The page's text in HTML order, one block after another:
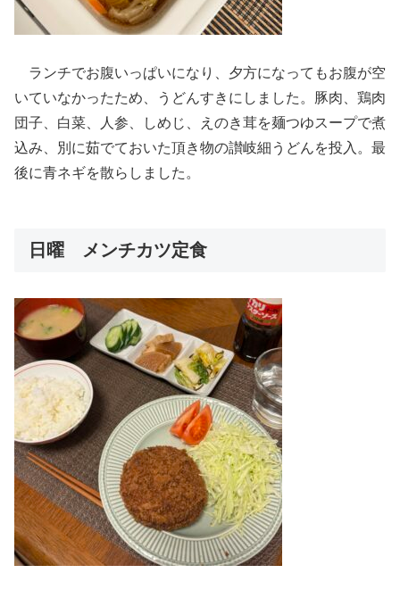
ランチでお腹いっぱいになり、夕方になってもお腹が空
いていなかったため、うどんすきにしました。豚肉、鶏肉
団子、白菜、人参、しめじ、えのき茸を麺つゆスープで煮
込み、別に茹でておいた頂き物の讃岐細うどんを投入。最
後に青ネギを散らしました。
日曜 メンチカツ定食